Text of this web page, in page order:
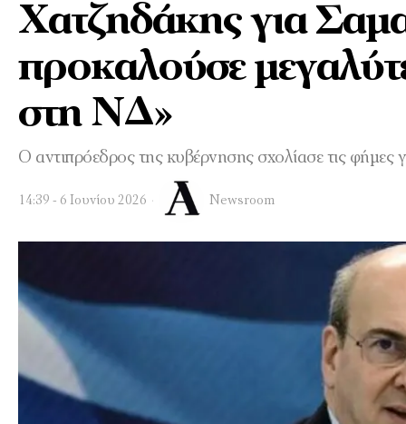
Χατζηδάκης για
προκαλούσε
στη ΝΔ»
Ο αντιπρόεδρος της κυβέρνησης σχολίασε τις
14:39 - 6 Ιουνίου 2026 Newsroom